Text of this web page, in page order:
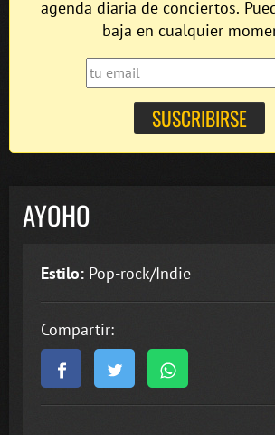
agenda diaria de conciertos.
baja en cualquier
AYOHO
Estilo: Pop-rock/Indie
Compartir: